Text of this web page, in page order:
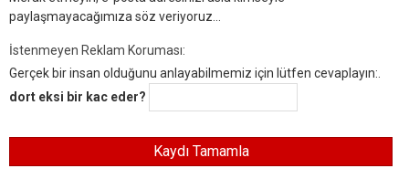
paylaşmayacağımıza söz veriyoruz...
İstenmeyen Reklam Koruması:
Gerçek bir insan olduğunu anlayabilmemiz için lütfen cevaplayın:.
dort eksi bir kac eder?